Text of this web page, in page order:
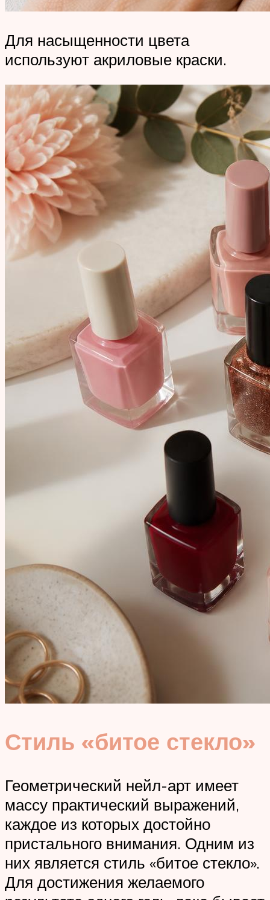
Для насыщенности цвета
используют акриловые краски.
Стиль «битое стекло»
Геометрический нейл-арт имеет
массу практический выражений,
каждое из которых достойно
пристального внимания. Одним из
них является стиль «битое стекло».
Для достижения желаемого